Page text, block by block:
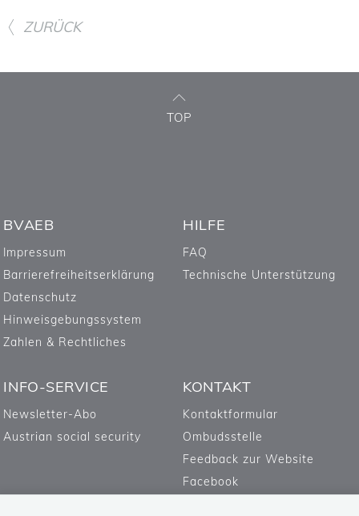
ZURÜCK
TOP
BVAEB
Impressum
Barrierefreiheitserklärung
Datenschutz
Hinweisgebungssystem
Zahlen & Rechtliches
HILFE
FAQ
Technische Unterstützung
INFO-SERVICE
Newsletter-Abo
Austrian social security
KONTAKT
Kontaktformular
Ombudsstelle
Feedback zur Website
Facebook